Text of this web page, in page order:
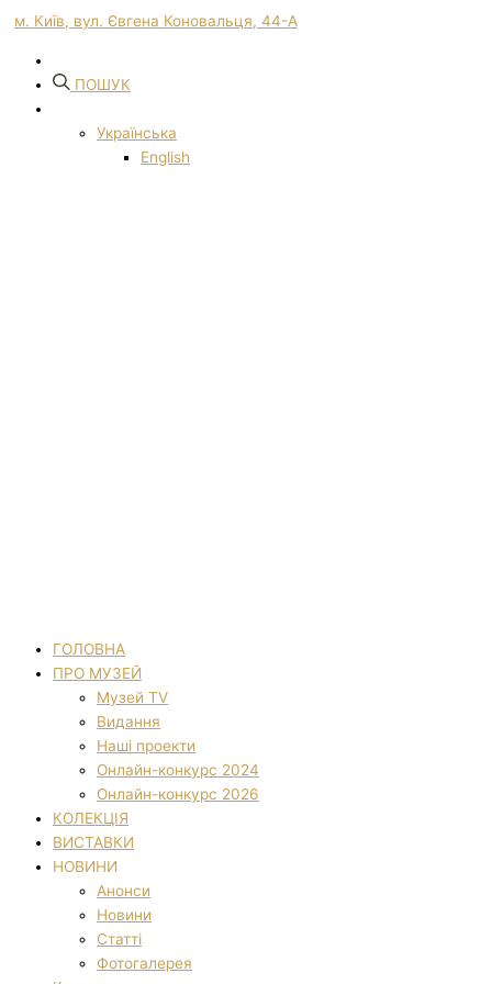
м. Київ, вул. Євгена Коновальця, 44-А
ПОШУК
Українська
English
ГОЛОВНА
ПРО МУЗЕЙ
Музей TV
Видання
Наші проекти
Онлайн-конкурс 2024
Онлайн-конкурс 2026
КОЛЕКЦІЯ
ВИСТАВКИ
НОВИНИ
Анонси
Новини
Статті
Фотогалерея